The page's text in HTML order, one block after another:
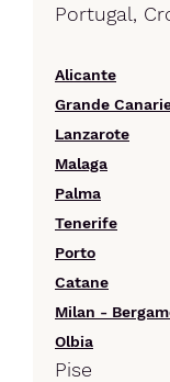
Portugal,
Alicante
Grande
Lanzarote
Malaga
Palma
Tenerife
Porto
Catane
Milan -
Olbia
Pise